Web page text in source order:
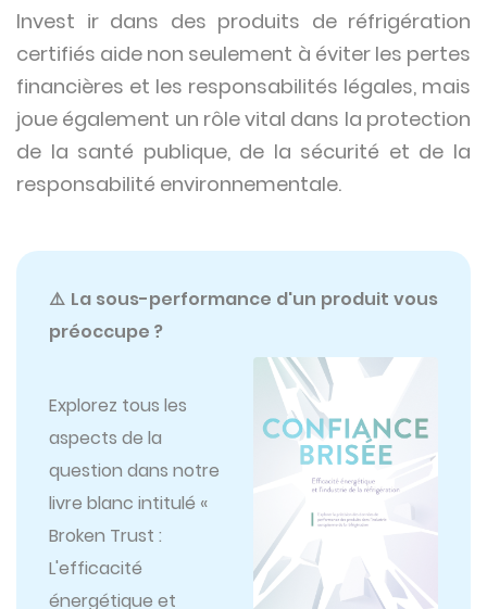
Invest ir dans des produits de réfrigération
certifiés aide non seulement à éviter les pertes
financières et les responsabilités légales, mais
joue également un rôle vital dans la protection
de la santé publique, de la sécurité et de la
responsabilité environnementale.
⚠️ La sous-performance d'un produit vous
préoccupe ?
Explorez tous les
aspects de la
question dans notre
livre blanc intitulé «
Broken Trust :
L'efficacité
énergétique et